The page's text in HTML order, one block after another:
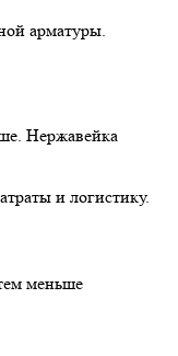
арматуры.
Нержавейка
и логистику.
меньше